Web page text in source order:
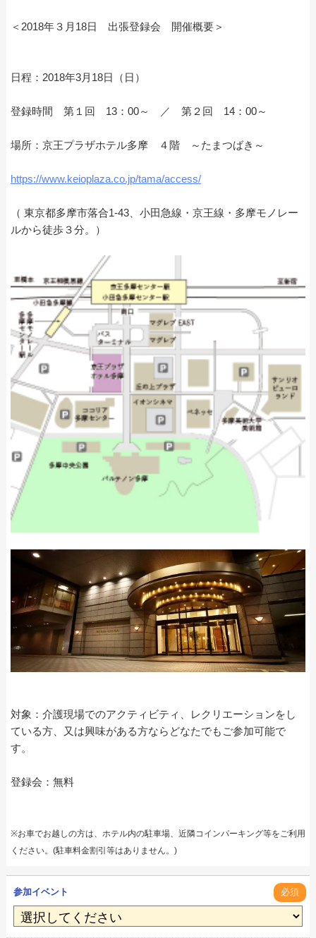
＜2018年３月18日 出張登録会 開催概要＞
日程：2018年3月18日（日）
登録時間 第１回 13：00～ ／ 第２回 14：00～
場所：京王プラザホテル多摩 ４階 ～たまつばき～
https://www.keioplaza.co.jp/tama/access/
（ 東京都多摩市落合1-43、小田急線・京王線・多摩モノレー
ルから徒歩３分。）
対象：介護現場でのアクティビティ、レクリエーションをし
ている方、又は興味がある方ならどなたでもご参加可能で
す。
登録会：無料
※お車でお越しの方は、ホテル内の駐車場、近隣コインパーキング等をご利用
ください。(駐車料金割引等はありません。)
参加イベント 必須